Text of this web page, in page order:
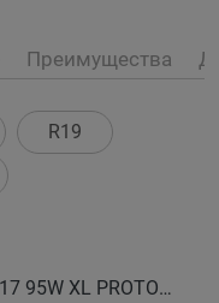
Преимущества
R19
DAVANTI Автошина 205/55 ZR17 95W XL PROTOURA SPORT RPR лето